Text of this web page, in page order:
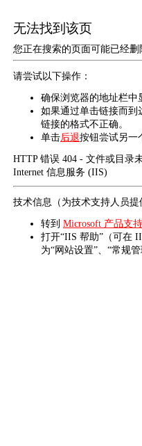
无法找到该页
您正在搜索的页面可能已经删
请尝试以下操作：
确保浏览器的地址栏中
如果通过单击链接而到
链接的格式不正确。
单击后退按钮尝试另一
HTTP 错误 404 - 文件或目录
Internet 信息服务 (IIS)
技术信息（为技术支持人员提
转到 Microsoft 产品支
打开“IIS 帮助”（可在
为“网站设置”、“常规